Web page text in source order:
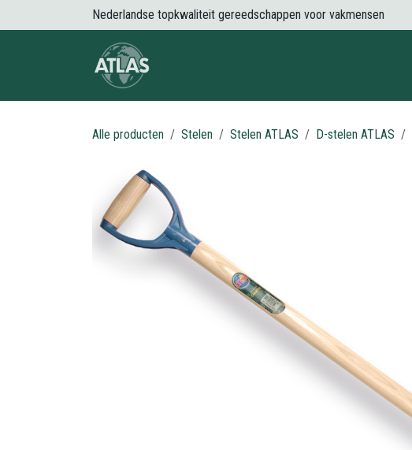
Overslaan naar inhoudNederlandse topkwaliteit gereedschappen voor vakmensen
Alle producten Stelen Stelen ATLAS D-stelen ATLAS